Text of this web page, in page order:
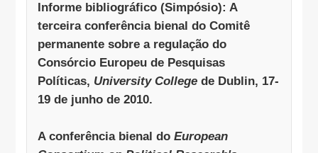
Informe bibliográfico (Simpósio): A
terceira conferência bienal do Comitê
permanente sobre a regulação do
Consórcio Europeu de Pesquisas
Políticas, University College de Dublin, 17-
19 de junho de 2010.
A conferência bienal doEuropean